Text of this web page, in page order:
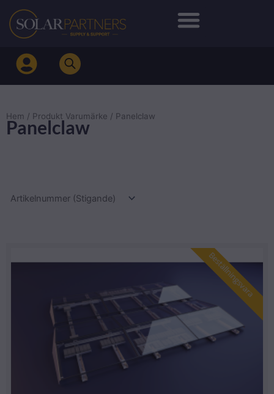
Hoppa
innehåll
Hem / Produkt Varumärke / Panelclaw
Panelclaw
Beställningsvara